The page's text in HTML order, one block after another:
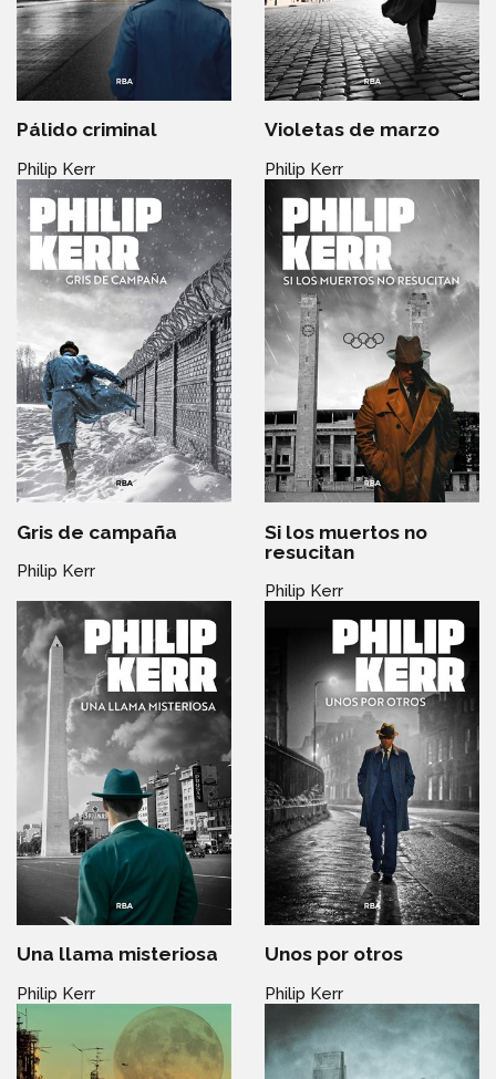
Pálido criminal
Philip Kerr
Violetas de marzo
Philip Kerr
Gris de campaña
Philip Kerr
Si los muertos no
resucitan
Philip Kerr
Una llama misteriosa
Philip Kerr
Unos por otros
Philip Kerr